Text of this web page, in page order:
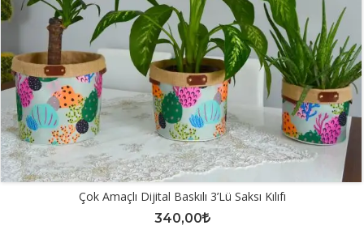
Çok Amaçlı Dijital Baskılı 3’lü Saksı Kılıfı
340,00